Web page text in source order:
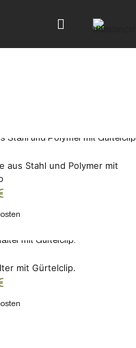
aus Stahl und Polymer mit
mit Gürtelclip.